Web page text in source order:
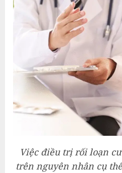
Việc điều trị rối loạn
trên nguyên nhân cụ